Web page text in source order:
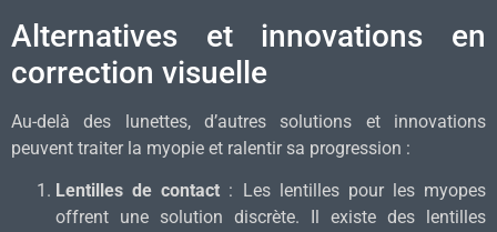
Alternatives et innovations en
correction visuelle
Au-delà des lunettes, d’autres solutions et innovations
peuvent traiter la myopie et ralentir sa progression :
Lentilles de contact : Les lentilles pour les myopes
offrent une solution discrète. Il existe des lentilles